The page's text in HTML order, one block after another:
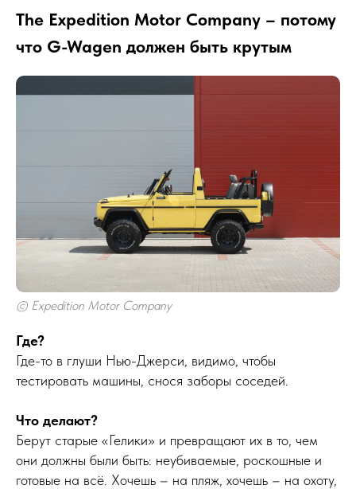
The Expedition Motor Company – потому
что G-Wagen должен быть крутым
© Expedition Motor Company
Где?
Где-то в глуши Нью-Джерси, видимо, чтобы
тестировать машины, снося заборы соседей.
Что делают?
Берут старые «Гелики» и превращают их в то, чем
они должны были быть: неубиваемые, роскошные и
готовые на всё. Хочешь – на пляж, хочешь – на охоту,